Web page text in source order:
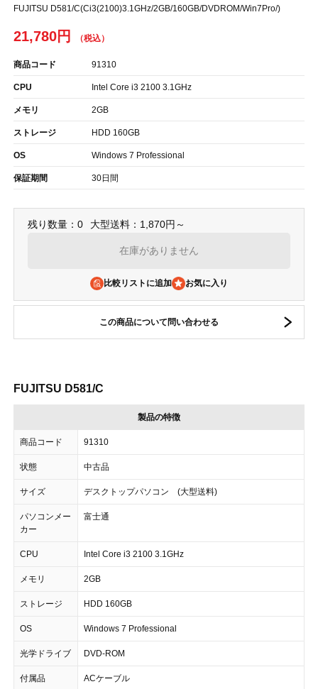
FUJITSU D581/C(Ci3(2100)3.1GHz/2GB/160GB/DVDROM/Win7Pro/)
21,780円
商品コード 91310
CPU Intel Core i3 2100 3.1GHz
メモリ 2GB
ストレージ HDD 160GB
OS Windows 7 Professional
保証期間 30日間
残り数量：0 大型送料：1,870円～
在庫がありません
比較リストに追加
この商品について問い合わせる
FUJITSU D581/C
製品の特徴
商品コード 91310
状態 中古品
サイズ デスクトップパソコン (大型送料)
パソコンメー
カー
富士通
CPU Intel Core i3 2100 3.1GHz
メモリ 2GB
ストレージ HDD 160GB
OS Windows 7 Professional
光学ドライブ DVD-ROM
付属品 ACケーブル